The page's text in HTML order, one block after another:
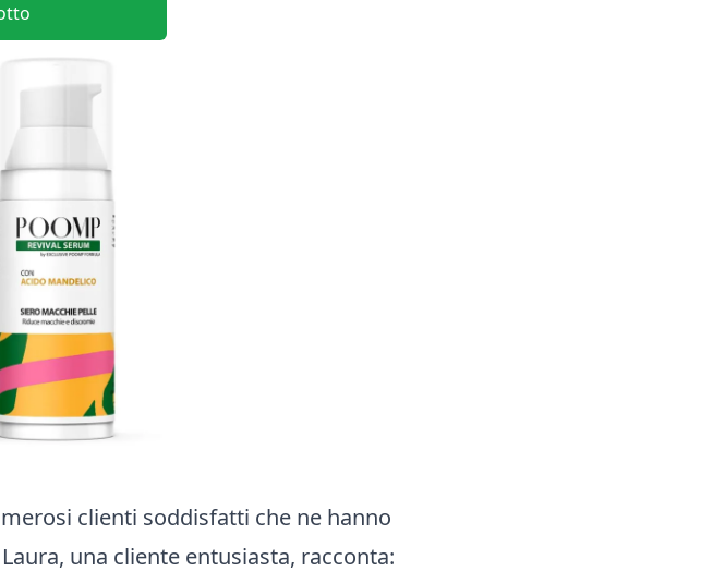
clienti soddisfatti che ne hanno
una cliente entusiasta, racconta: